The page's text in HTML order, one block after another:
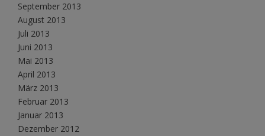
September 2013
August 2013
Juli 2013
Juni 2013
Mai 2013
April 2013
März 2013
Februar 2013
Januar 2013
Dezember 2012